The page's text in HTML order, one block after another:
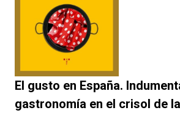
El gusto en España.
gastronomía en el crisol de